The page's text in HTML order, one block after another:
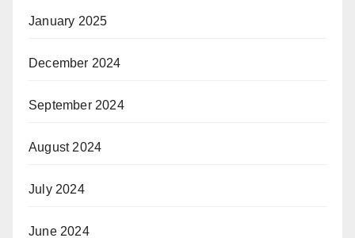
January 2025
December 2024
September 2024
August 2024
July 2024
June 2024